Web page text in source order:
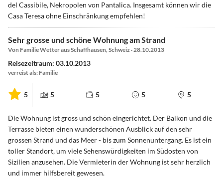
del Cassibile, Nekropolen von Pantalica. Insgesamt können wir die
Casa Teresa ohne Einschränkung empfehlen!
Sehr grosse und schöne Wohnung am Strand
Von Familie Wetter aus Schaffhausen, Schweiz · 28.10.2013
Reisezeitraum: 03.10.2013
verreist als: Familie
5 5 5 5 5
Die Wohnung ist gross und schön eingerichtet. Der Balkon und die
Terrasse bieten einen wunderschönen Ausblick auf den sehr
grossen Strand und das Meer - bis zum Sonnenuntergang. Es ist ein
toller Standort, um viele Sehenswürdigkeiten im Südosten von
Sizilien anzusehen. Die Vermieterin der Wohnung ist sehr herzlich
und immer hilfsbereit gewesen.